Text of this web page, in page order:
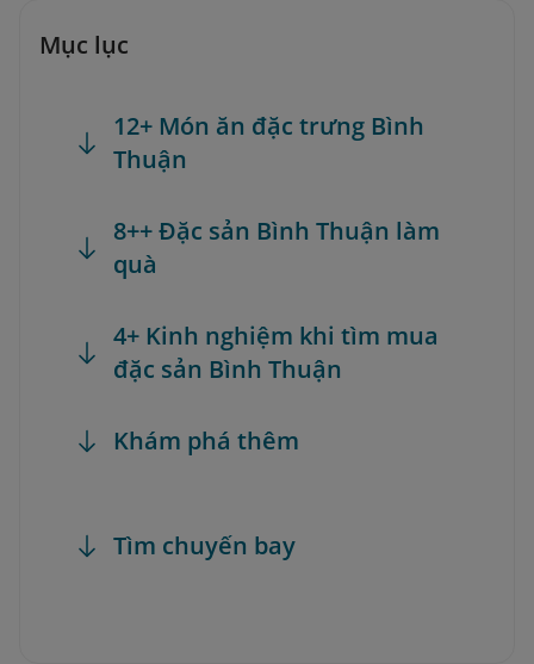
Mục lục
12+ Món ăn đặc trưng Bình
Thuận
8++ Đặc sản Bình Thuận làm
quà
4+ Kinh nghiệm khi tìm mua
đặc sản Bình Thuận
Khám phá thêm
Tìm chuyến bay